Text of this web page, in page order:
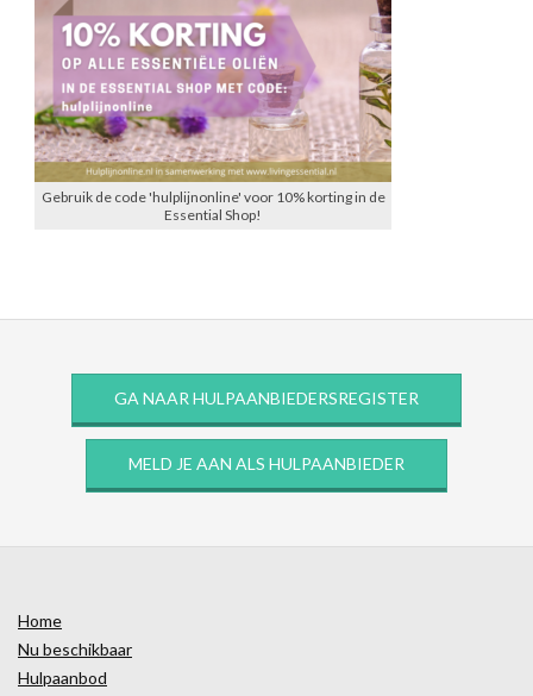
Gebruik de code 'hulplijnonline' voor 10% korting in de
Essential Shop!
GA NAAR HULPAANBIEDERSREGISTER
MELD JE AAN ALS HULPAANBIEDER
Home
Nu beschikbaar
Hulpaanbod